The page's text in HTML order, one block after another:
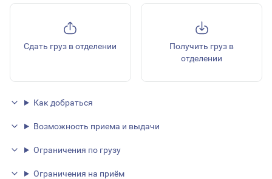
Сдать груз в отделении
Получить груз в
отделении
Как добраться
Возможность приема и выдачи
Ограничения по грузу
Ограничения на приём